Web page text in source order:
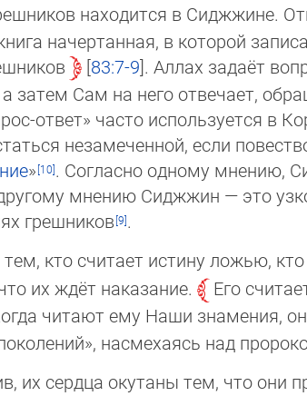
нахо­дит­ся в Сиджжине.
начертанная, в ко­то­рой
83:7-9 . Аллах задаёт
а затем Сам на него отвечает,
ответ» часто исполь­зуется в
незаме­ченной, если
» . Согласно одному мнению,
мнению Сиджжин — это
греш­ни­ков
.
кто считает истину ложью,
их ждёт нака­за­ние.
Его
читают ему Наши знамения, он
насме­хаясь над
их сердца окутаны тем, что они